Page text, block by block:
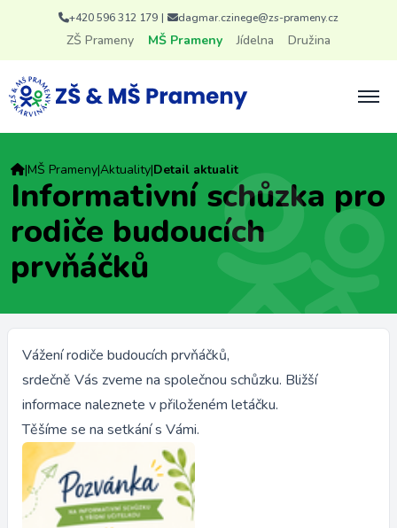
+420 596 312 179 | dagmar.czinege@zs-prameny.cz
ZŠ Prameny MŠ Prameny Jídelna Družina
|MŠ Prameny|Aktuality|Detail aktualit
Informativní schůzka pro
rodiče budoucích
prvňáčků
Vážení rodiče budoucích prvňáčků,
srdečně Vás zveme na společnou schůzku. Bližší
informace naleznete v přiloženém letáčku.
Těšíme se na setkání s Vámi.